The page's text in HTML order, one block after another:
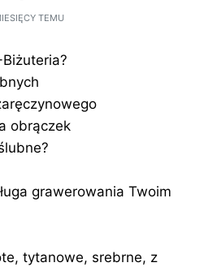
TEMU
Biżuteria?
obrączek
grawerowania Twoim
tytanowe, srebrne, z